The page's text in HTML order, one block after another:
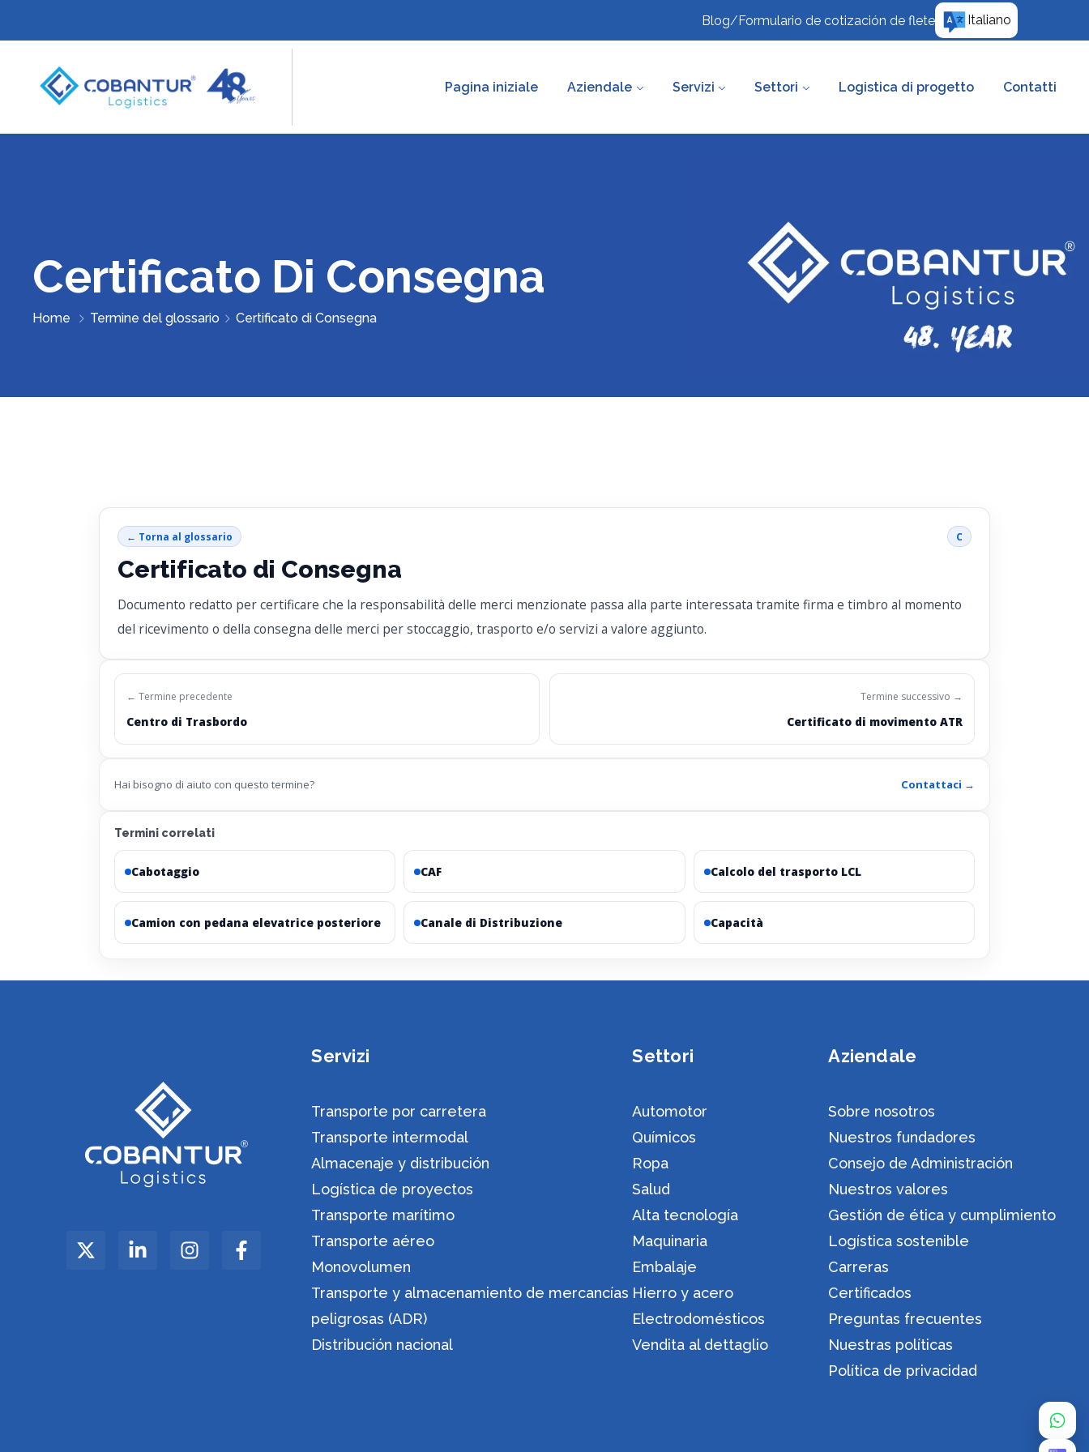
Blog/Formulario de cotización de flete Italiano
Pagina iniziale Aziendale Servizi Settori Logistica di progetto Contatti
Certificato Di Consegna
Home Termine del glossario Certificato di Consegna
← Torna al glossario C
Certificato di Consegna
Documento redatto per certificare che la responsabilità delle merci menzionate passa alla parte interessata tramite firma e timbro al momento
del ricevimento o della consegna delle merci per stoccaggio, trasporto e/o servizi a valore aggiunto.
← Termine precedente
Centro di Trasbordo
Termine successivo →
Certificato di movimento ATR
Hai bisogno di aiuto con questo termine? Contattaci →
Termini correlati
Cabotaggio CAF Calcolo del trasporto LCL
Camion con pedana elevatrice posteriore Canale di Distribuzione Capacità
Servizi
Transporte por carretera
Transporte intermodal
Almacenaje y distribución
Logística de proyectos
Transporte marítimo
Transporte aéreo
Monovolumen
Transporte y almacenamiento de mercancías
peligrosas (ADR)
Distribución nacional
Settori
Automotor
Químicos
Ropa
Salud
Alta tecnología
Maquinaria
Embalaje
Hierro y acero
Electrodomésticos
Vendita al dettaglio
Aziendale
Sobre nosotros
Nuestros fundadores
Consejo de Administración
Nuestros valores
Gestión de ética y cumplimiento
Logística sostenible
Carreras
Certificados
Preguntas frecuentes
Nuestras políticas
Política de privacidad